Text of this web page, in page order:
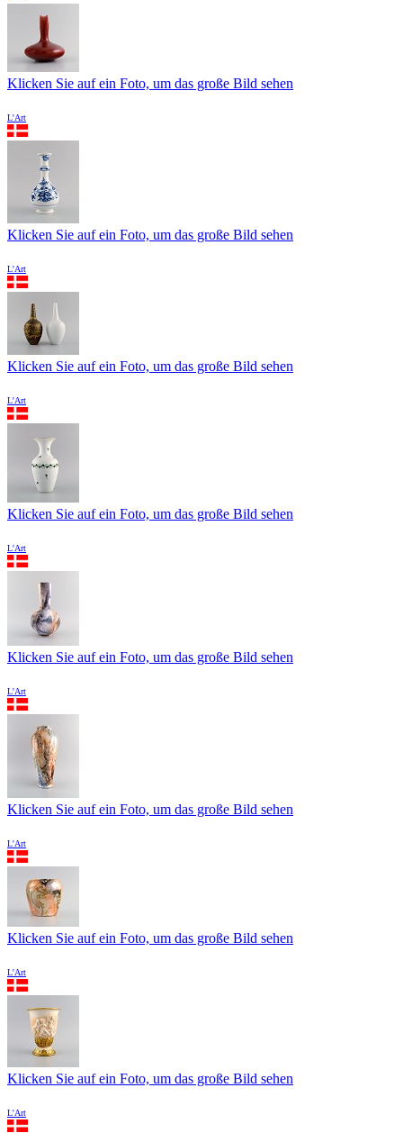
Klicken Sie auf ein Foto, um das große Bild sehen
L'Art
Klicken Sie auf ein Foto, um das große Bild sehen
L'Art
Klicken Sie auf ein Foto, um das große Bild sehen
L'Art
Klicken Sie auf ein Foto, um das große Bild sehen
L'Art
Klicken Sie auf ein Foto, um das große Bild sehen
L'Art
Klicken Sie auf ein Foto, um das große Bild sehen
L'Art
Klicken Sie auf ein Foto, um das große Bild sehen
L'Art
Klicken Sie auf ein Foto, um das große Bild sehen
L'Art